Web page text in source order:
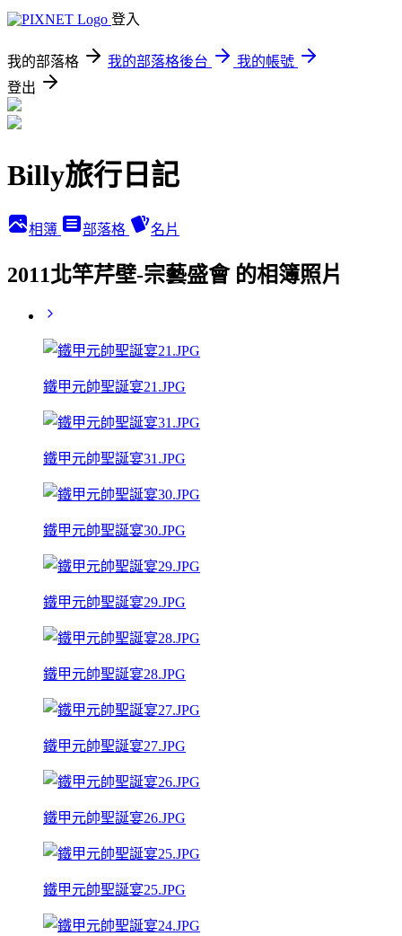
登入
我的部落格 我的部落格後台
我的帳號
登出
Billy旅行日記
相簿 部落格 名片
2011北竿芹壁-宗藝盛會 的相簿照片
鐵甲元帥聖誕宴21.JPG
鐵甲元帥聖誕宴31.JPG
鐵甲元帥聖誕宴30.JPG
鐵甲元帥聖誕宴29.JPG
鐵甲元帥聖誕宴28.JPG
鐵甲元帥聖誕宴27.JPG
鐵甲元帥聖誕宴26.JPG
鐵甲元帥聖誕宴25.JPG